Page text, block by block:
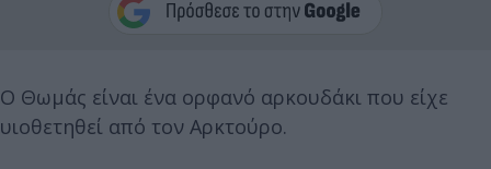
Ο Θωμάς είναι ένα ορφανό αρκουδάκι που είχε
υιοθετηθεί από τον Αρκτούρο.